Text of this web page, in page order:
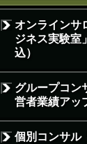
オンラインサ
ジネス実験室
込）
グループコン
営者業績アッ
個別コンサル